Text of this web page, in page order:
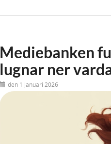
Mediebanken
lugnar ner
den 1 januari 2026